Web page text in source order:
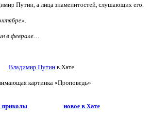
Путин, а лица знаменитостей, слушающих его.
в феврале…
Владимир Путин в Хате.
картинка «Проповедь»
приколы новое в Хате